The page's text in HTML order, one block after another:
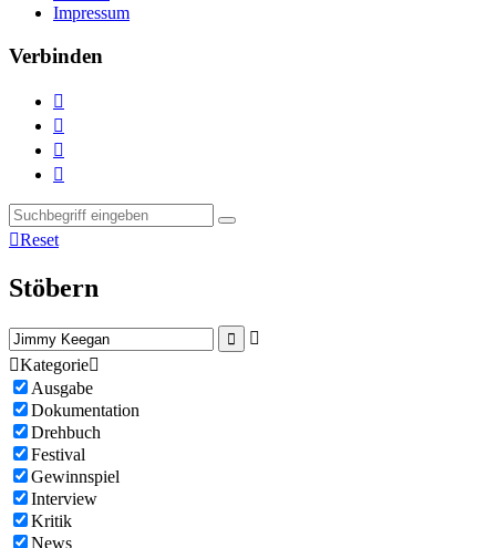
Impressum
Verbinden




Reset
Stöbern


Kategorie
Ausgabe
Dokumentation
Drehbuch
Festival
Gewinnspiel
Interview
Kritik
News